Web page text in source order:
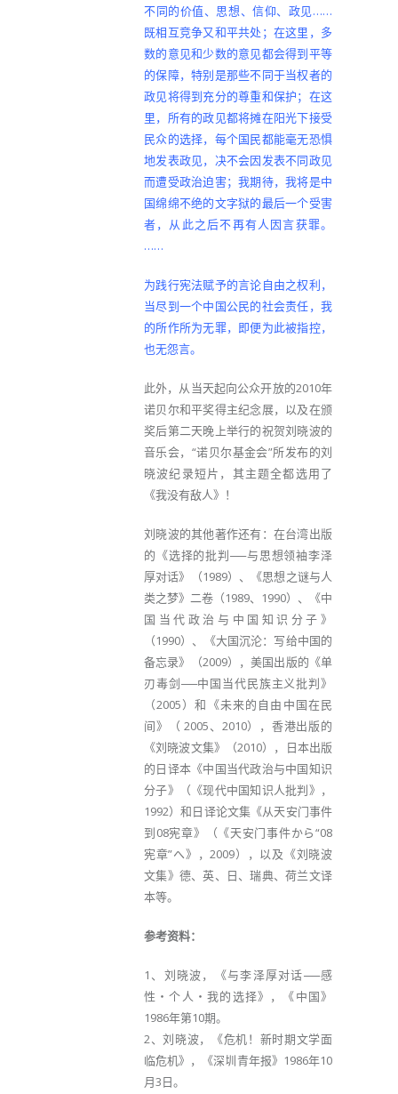
不同的价值、思想、信仰、政见……
既相互竞争又和平共处；在这里，多
数的意见和少数的意见都会得到平等
的保障，特别是那些不同于当权者的
政见将得到充分的尊重和保护；在这
里，所有的政见都将摊在阳光下接受
民众的选择，每个国民都能毫无恐惧
地发表政见，决不会因发表不同政见
而遭受政治迫害；我期待，我将是中
国绵绵不绝的文字狱的最后一个受害
者，从此之后不再有人因言获罪。
……
为践行宪法赋予的言论自由之权利，
当尽到一个中国公民的社会责任，我
的所作所为无罪，即便为此被指控，
也无怨言。
此外，从当天起向公众开放的2010年
诺贝尔和平奖得主纪念展，以及在颁
奖后第二天晚上举行的祝贺刘晓波的
音乐会，“诺贝尔基金会”所发布的刘
晓波纪录短片，其主题全都选用了
《我没有敌人》！
刘晓波的其他著作还有：在台湾出版
的《选择的批判──与思想领袖李泽
厚对话》（1989）、《思想之谜与人
类之梦》二卷（1989、1990）、《中
国当代政治与中国知识分子》
（1990）、《大国沉沦：写给中国的
备忘录》（2009），美国出版的《单
刃毒剑──中国当代民族主义批判》
（2005）和《未来的自由中国在民
间》（ 2005、2010），香港出版的
《刘晓波文集》（2010），日本出版
的日译本《中国当代政治与中国知识
分子》（《现代中国知识人批判》，
1992）和日译论文集《从天安门事件
到08宪章》（《天安门事件から“08
宪章”へ》，2009），以及《刘晓波
文集》德、英、日、瑞典、荷兰文译
本等。
参考资料：
1、刘晓波，《与李泽厚对话──感
性‧个人‧我的选择》，《中国》
1986年第10期。
2、刘晓波，《危机！新时期文学面
临危机》，《深圳青年报》1986年10
月3日。